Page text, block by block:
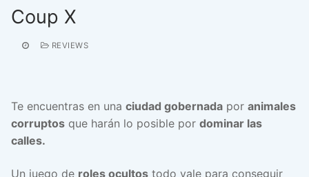
Coup X
REVIEWS
Te encuentras en una ciudad gobernada por animales
corruptos que harán lo posible por dominar las
calles.
Un juego de roles ocultos todo vale para conseguir